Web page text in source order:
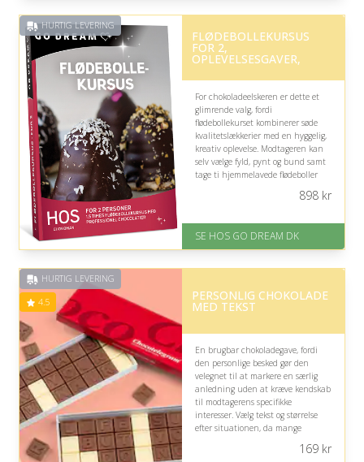
Fremragende Trustpilot rating
HURTIG LEVERING
FLØDEBOLLEKURSUS
FOR 2,
OPLEVELSESGAVER,
For chokoladeelskeren er dette et
glimrende valg, fordi
flødebollekurset kombinerer søde
kvalitetslækkerier med en hyggelig,
kreativ oplevelse. Modtageren kan
selv vælge fyld, pynt og bund samt
tage ti hjemmelavede flødeboller
På lager
Levering: E-gavekort kan leveres
898kr
SE HOS GO DREAM DK
HURTIG LEVERING
4.5 PERSONLIG CHOKOLADE
MED TEKST
En brugbar chokoladegave, fordi
den personlige besked gør den
velegnet til at markere en særlig
anledning uden at kræve kendskab
til modtagerens specifikke
interesser. Vælg tekst og størrelse
efter situationen, da mange
gøre gaven mindre enkel at nyde.
169kr